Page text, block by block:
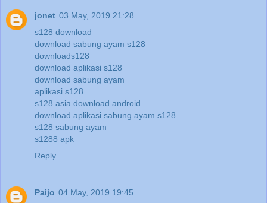
jonet 03 May, 2019 21:28
s128 download
download sabung ayam s128
downloads128
download aplikasi s128
download sabung ayam
aplikasi s128
s128 asia download android
download aplikasi sabung ayam s128
s128 sabung ayam
s1288 apk
Reply
Paijo 04 May, 2019 19:45